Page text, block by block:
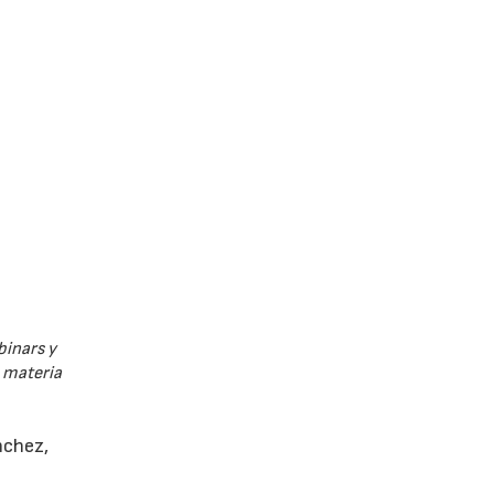
y
materia